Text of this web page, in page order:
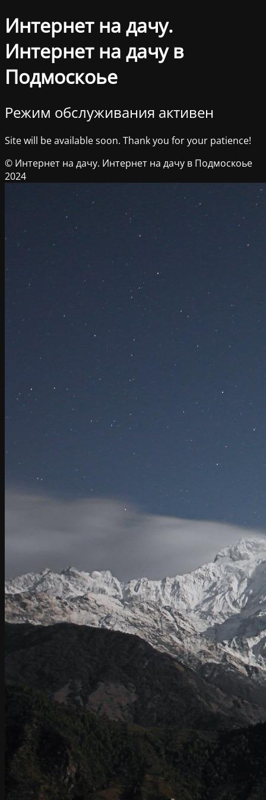
Интернет на дачу.
Интернет на дачу в
Подмоскоье
Режим обслуживания активен
Site will be available soon. Thank you for your patience!
© Интернет на дачу. Интернет на дачу в Подмоскоье
2024